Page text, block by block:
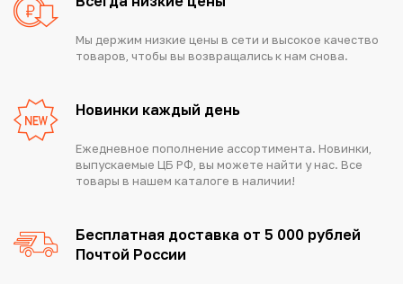
Мы держим низкие цены в сети и высокое качество
товаров, чтобы вы возвращались к нам снова.
Новинки каждый день
Ежедневное пополнение ассортимента. Новинки,
выпускаемые ЦБ РФ, вы можете найти у нас. Все
товары в нашем каталоге в наличии!
Бесплатная доставка от 5 000 рублей
Почтой России